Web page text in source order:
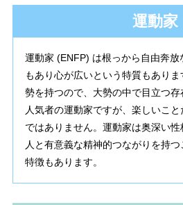
運動家
運動家 (ENFP) は根っから自由奔
もあり心が広いという特質もあり
勢を持つので、大勢の中で目立つ
人気者の運動家ですが、楽しいこ
ではありません。運動家は奥深い
人と有意義な精神的つながりを持
特徴もあります。